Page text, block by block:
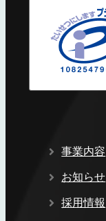
事業内容
お知らせ
採用情報